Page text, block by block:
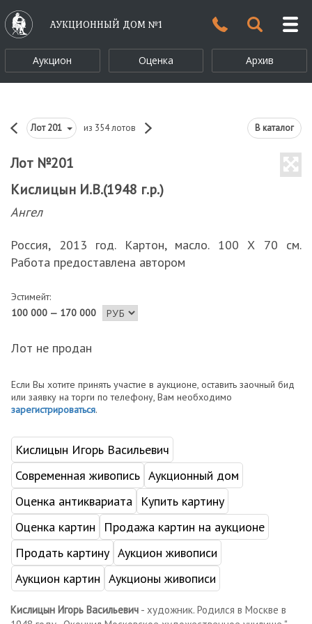
АУКЦИОННЫЙ ДОМ №1
Аукцион Оценка Архив
Лот201 из 354 лотов В каталог
Лот №201
Кислицын И.В.(1948 г.р.)
Ангел
Россия, 2013 год. Картон, масло. 100 Х 70 см.
Работа предоставлена автором
Эстимейт:
100 000 — 170 000
Лот не продан
Если Вы хотите принять участие в аукционе, оставить заочный бид
или заявку на торги по телефону, Вам необходимо
зарегистрироваться.
Кислицын Игорь Васильевич
Современная живопись Аукционный дом
Оценка антиквариата
Купить картину
Оценка картин
Продажа картин на аукционе
Продать картину Аукцион живописи
Аукцион картин Аукционы живописи
Кислицын Игорь Васильевич - художник. Родился в Москве в